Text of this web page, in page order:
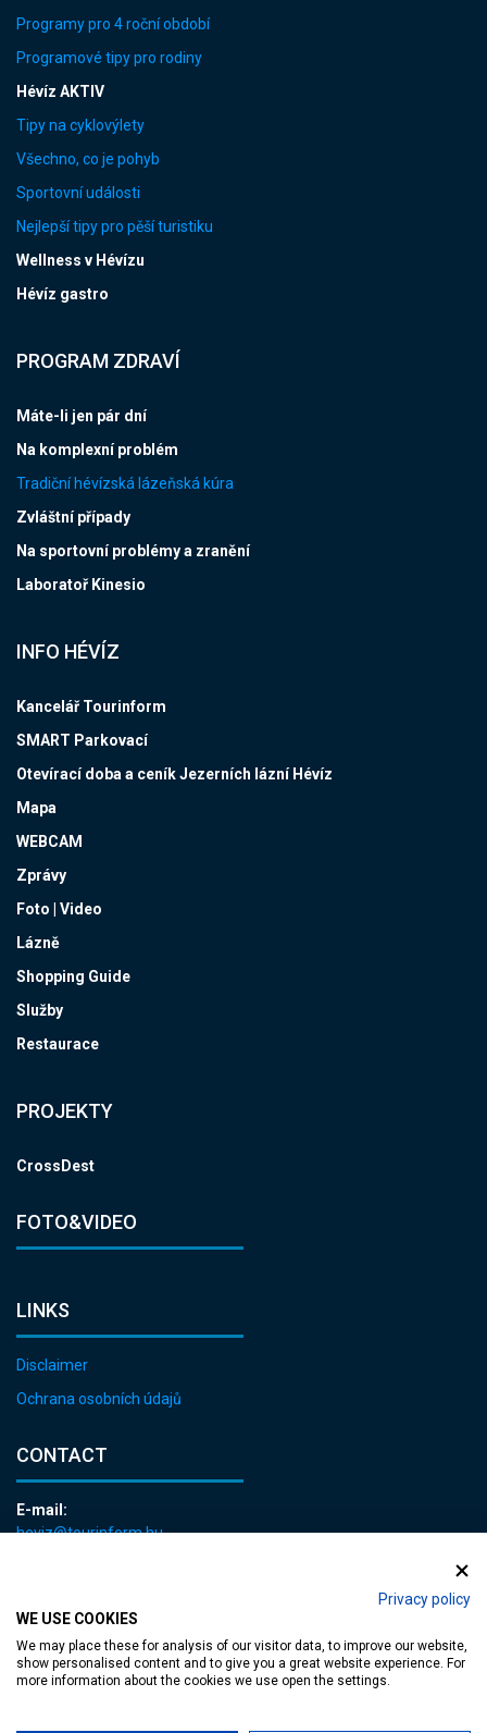
Privacy policy
WE USE COOKIES
We may place these for analysis of our visitor data, to improve our website,
show personalised content and to give you a great website experience. For
more information about the cookies we use open the settings.
Programy pro 4 roční období
Programové tipy pro rodiny
Hévíz AKTIV
Tipy na cyklovýlety
Všechno, co je pohyb
Sportovní události
Nejlepší tipy pro pěší turistiku
Wellness v Hévízu
Hévíz gastro
PROGRAM ZDRAVÍ
Máte-li jen pár dní
Na komplexní problém
Tradiční hévízská lázeňská kúra
Zvláštní případy
Na sportovní problémy a zranění
Laboratoř Kinesio
INFO HÉVÍZ
Kancelář Tourinform
SMART Parkovací
Otevírací doba a ceník Jezerních lázní Hévíz
Mapa
WEBCAM
Zprávy
Foto | Video
Lázně
Shopping Guide
Služby
Restaurace
PROJEKTY
CrossDest
FOTO&VIDEO
LINKS
Disclaimer
Ochrana osobních údajů
CONTACT
E-mail:
heviz@tourinform.hu